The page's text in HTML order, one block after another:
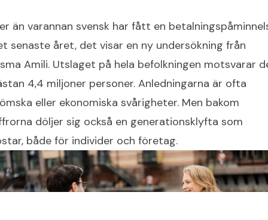
än varannan svensk har fått en
senaste året, det visar en ny undersökning från
Amili. Utslaget på hela befolkningen motsvarar
4,4 miljoner personer. Anledningarna är ofta
eller ekonomiska svårigheter. Men bakom
döljer sig också en generationsklyfta som
både för individer och företag.